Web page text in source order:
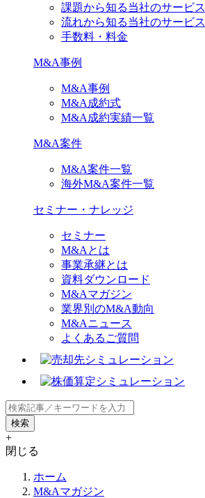
課題から知る当社のサービス
流れから知る当社のサービス
手数料・料金
M&A事例
M&A事例
M&A成約式
M&A成約実績一覧
M&A案件
M&A案件一覧
海外M&A案件一覧
セミナー・ナレッジ
セミナー
M&Aとは
事業承継とは
資料ダウンロード
M&Aマガジン
業界別のM&A動向
M&Aニュース
よくあるご質問
+
閉じる
ホーム
M&Aマガジン